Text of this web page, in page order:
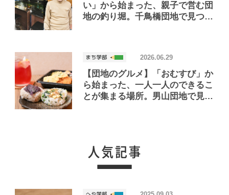
い」から始まった、親子で営む団
地の釣り堀。千鳥橋団地で見つけ
【団地のグルメ】「おむすび」か
ら始まった、一人一人のできるこ
とが集まる場所。男山団地で見つ
2026.06.29